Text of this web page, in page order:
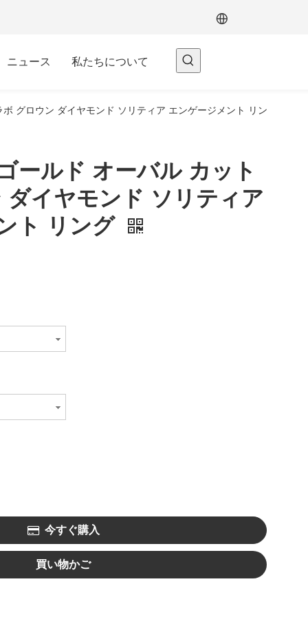
ニュース 私たちについて
グロウン ダイヤモンド ソリティア エンゲージメント リン
ールド オーバル カット
イヤモンド ソリティア
ト リング
今すぐ購入
買い物かご